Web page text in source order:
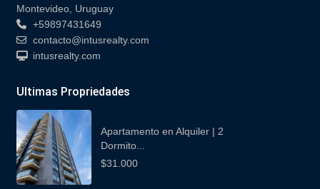
Montevideo, Uruguay
+59897431649
contacto@intusrealty.com
intusrealty.com
Ultimas Propriedades
Apartamento en Alquiler | 2
Dormito...
$31.000